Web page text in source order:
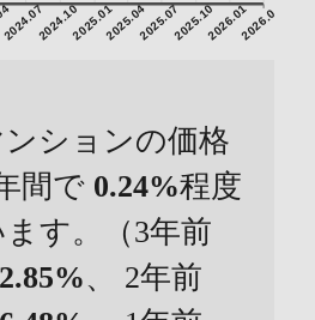
2024.072024.102025.012025.042025.072025.102026.012026.04
ションの価格
間で 0.24%程度
す。（3年前
、 2年前